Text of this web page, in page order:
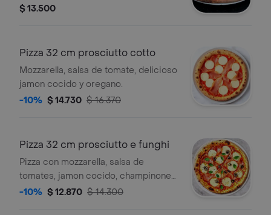
zapallo italiano, tomates, choclo y
$ 13.500
Pizza 32 cm prosciutto cotto
Mozzarella, salsa de tomate, delicioso
jamon cocido y oregano.
-10% $ 14.730 $ 16.370
Pizza 32 cm prosciutto e funghi
Pizza con mozzarella, salsa de
tomates, jamon cocido, champinones
y oregano.
-10% $ 12.870 $ 14.300